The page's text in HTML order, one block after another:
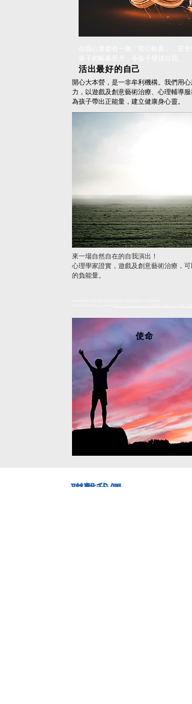
​活出最好的自己
開心大本營，是一非牟利機構。我們用心
力，以遊戲及創意藝術治療、心理輔導服
為孩子帶出正能量，建立健康身心靈。
來一場自然自在的自我演出！
心理學家證實，遊戲及創意藝術治療，可
的負能量。
使命
​聯繫我們